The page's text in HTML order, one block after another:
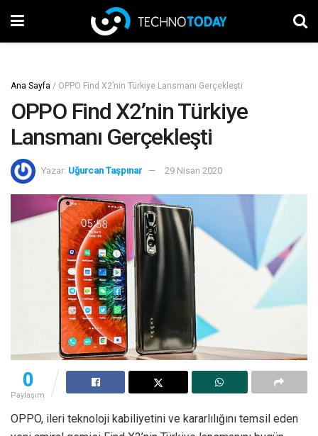
Ana Sayfa / OPPO Find X2’nin Türkiye Lansmanı Gerçekleşti
OPPO Find X2’nin Türkiye
Lansmanı Gerçekleşti
Yazar: Uğurcan Taşpınar 29 Nisan 2020
0
Paylaşım
OPPO, ileri teknoloji kabiliyetini ve kararlılığını temsil eden